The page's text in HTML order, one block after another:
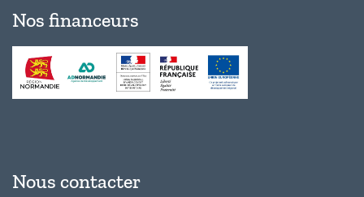
Nos financeurs
Nous contacter